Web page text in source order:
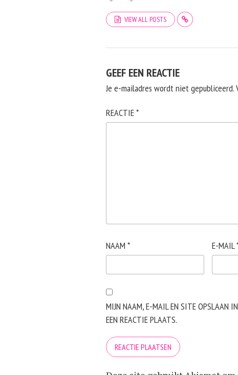
VIEW ALL POSTS
GEEF EEN REACTIE
Je e-mailadres wordt niet gepubliceerd.
REACTIE*
NAAM * E-MAIL
MIJN NAAM, E-MAIL EN SITE OPSLAAN
EEN REACTIE PLAATS.